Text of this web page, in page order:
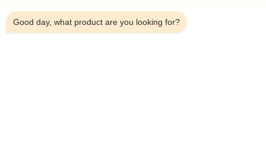
Good day, what product are you looking for?